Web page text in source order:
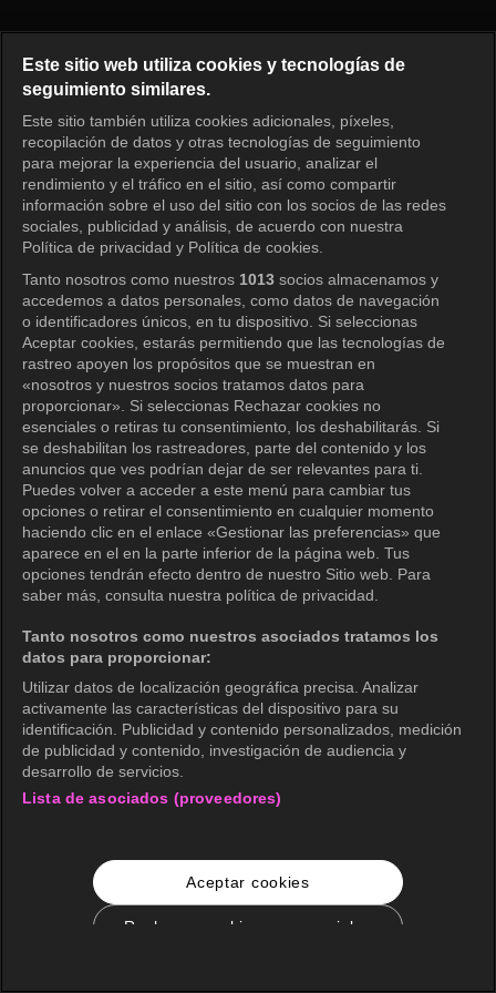
Iniciar sesión
Este sitio web utiliza cookies y tecnologías de
seguimiento similares.
Este sitio también utiliza cookies adicionales, píxeles,
recopilación de datos y otras tecnologías de seguimiento
para mejorar la experiencia del usuario, analizar el
rendimiento y el tráfico en el sitio, así como compartir
información sobre el uso del sitio con los socios de las redes
sociales, publicidad y análisis, de acuerdo con nuestra
Política de privacidad y Política de cookies.
Tanto nosotros como nuestros 1013 socios almacenamos y
accedemos a datos personales, como datos de navegación
o identificadores únicos, en tu dispositivo. Si seleccionas
Aceptar cookies, estarás permitiendo que las tecnologías de
rastreo apoyen los propósitos que se muestran en
«nosotros y nuestros socios tratamos datos para
proporcionar». Si seleccionas Rechazar cookies no
esenciales o retiras tu consentimiento, los deshabilitarás. Si
se deshabilitan los rastreadores, parte del contenido y los
anuncios que ves podrían dejar de ser relevantes para ti.
Puedes volver a acceder a este menú para cambiar tus
opciones o retirar el consentimiento en cualquier momento
haciendo clic en el enlace «Gestionar las preferencias» que
aparece en el en la parte inferior de la página web. Tus
opciones tendrán efecto dentro de nuestro Sitio web. Para
saber más, consulta nuestra política de privacidad.
Tanto nosotros como nuestros asociados tratamos los
datos para proporcionar:
Utilizar datos de localización geográfica precisa. Analizar
activamente las características del dispositivo para su
identificación. Publicidad y contenido personalizados, medición
de publicidad y contenido, investigación de audiencia y
desarrollo de servicios.
Lista de asociados (proveedores)
Aceptar cookies
Rechazar cookies no esenciales